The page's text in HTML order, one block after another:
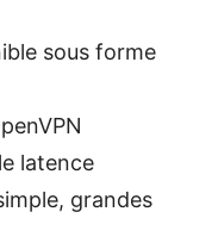
sous forme
latence
grandes